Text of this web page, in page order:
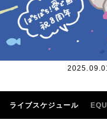
ライブスケジュール